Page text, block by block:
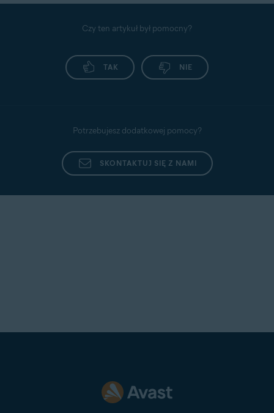
Czy ten artykuł był pomocny?
TAK NIE
Potrzebujesz dodatkowej pomocy?
SKONTAKTUJ SIĘ Z NAMI